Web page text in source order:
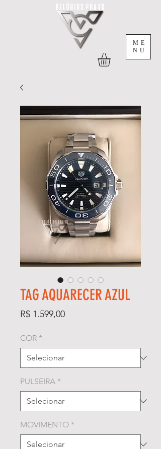
ME
NU
TAG AQUARECER AZUL
R$ 1.599,00Preço
COR *
PULSEIRA *
MOVIMENTO *